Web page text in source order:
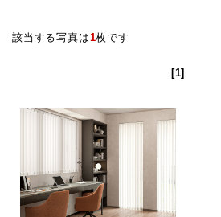
該当する写真は1枚です
[1]